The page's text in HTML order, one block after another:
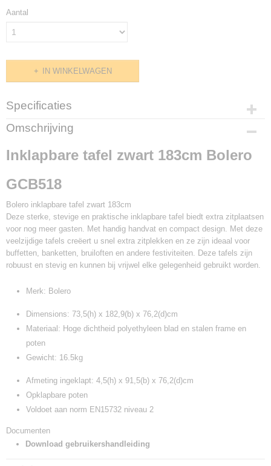
Aantal
IN WINKELWAGEN
Specificaties
Productcode
Omschrijving
Inklapbare tafel zwart 183cm Bolero
GCB518
Bolero inklapbare tafel zwart 183cm
Deze sterke, stevige en praktische inklapbare tafel biedt extra zitplaatsen
voor nog meer gasten. Met handig handvat en compact design. Met deze
veelzijdige tafels creëert u snel extra zitplekken en ze zijn ideaal voor
buffetten, banketten, bruiloften en andere festiviteiten. Deze tafels zijn
robuust en stevig en kunnen bij vrijwel elke gelegenheid gebruikt worden.
Merk: Bolero
Dimensions: 73,5(h) x 182,9(b) x 76,2(d)cm
Materiaal: Hoge dichtheid polyethyleen blad en stalen frame en
poten
Gewicht: 16.5kg
Afmeting ingeklapt: 4,5(h) x 91,5(b) x 76,2(d)cm
Opklapbare poten
Voldoet aan norm EN15732 niveau 2
Documenten
Download gebruikershandleiding